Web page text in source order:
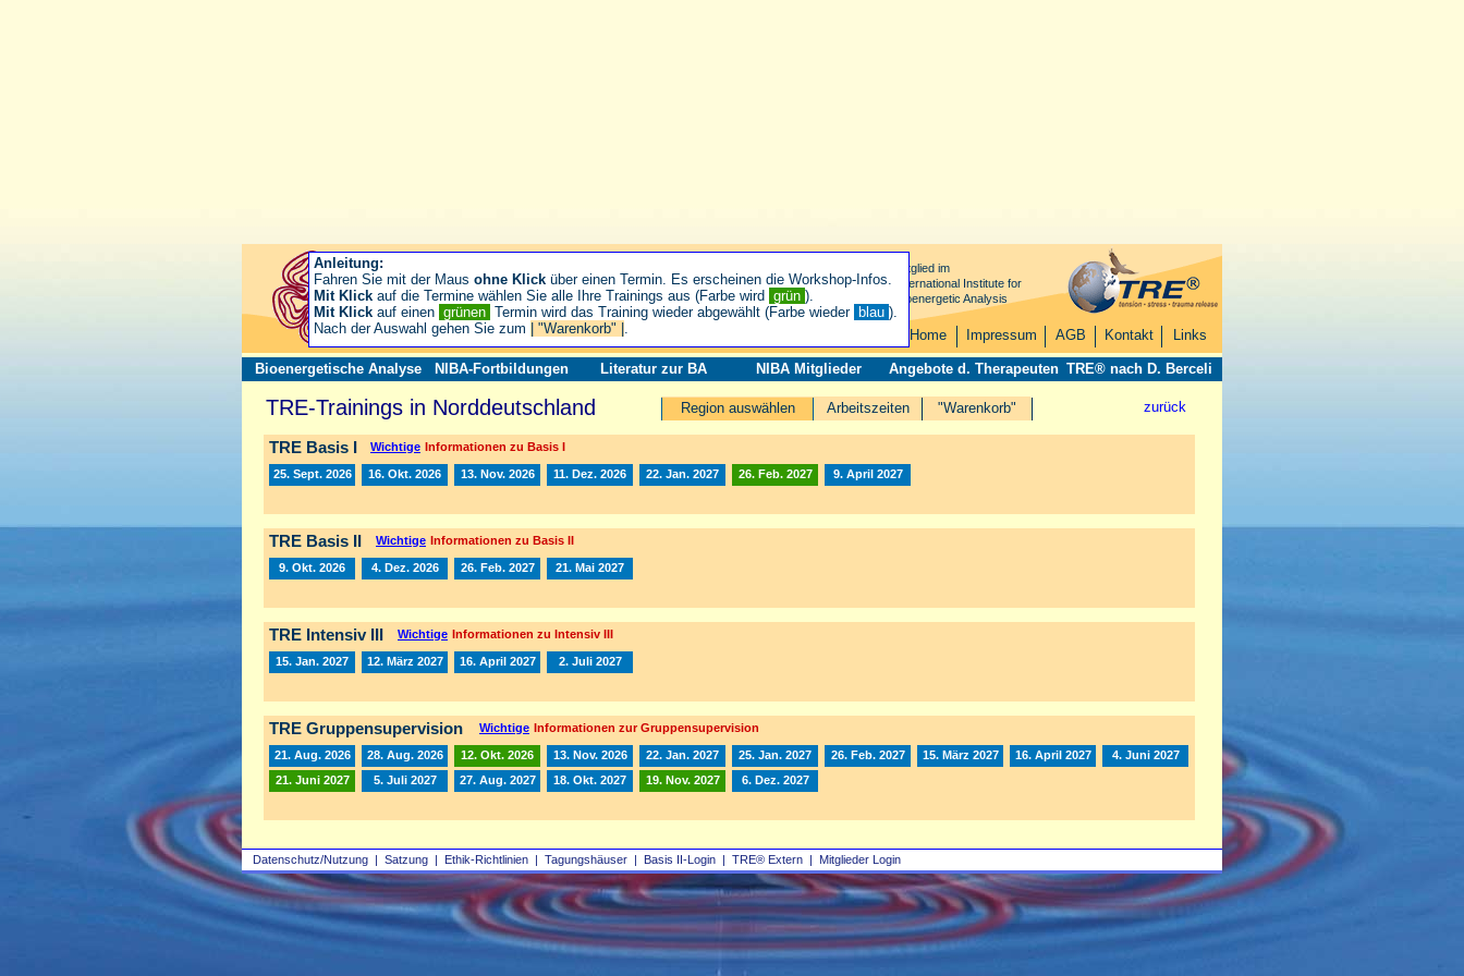
Datenschutz/Nutzung | Satzung | Ethik-Richtlinien | Tagungshäuser | Basis II‑Login | TRE® Extern | Mitglieder Login
Mitglied im
International Institute for
Bioenergetic Analysis
Home Impressum AGB Kontakt Links
Bioenergetische Analyse NIBA-Fortbildungen Literatur zur BA NIBA Mitglieder Angebote d. Therapeuten TRE® nach D. Berceli
zurück
Arbeitszeiten "Warenkorb"
TRE-Trainings in Norddeutschland Region auswählen
TRE Basis I Wichtige Informationen zu Basis I
25. Sept. 2026 16. Okt. 2026 13. Nov. 2026 11. Dez. 2026 22. Jan. 2027 26. Feb. 2027 9. April 2027
TRE Basis II Wichtige Informationen zu Basis II
9. Okt. 2026 4. Dez. 2026 26. Feb. 2027 21. Mai 2027
TRE Intensiv III Wichtige Informationen zu Intensiv III
15. Jan. 2027 12. März 2027 16. April 2027 2. Juli 2027
TRE Gruppensupervision Wichtige Informationen zur Gruppensupervision
21. Aug. 2026 28. Aug. 2026 12. Okt. 2026 13. Nov. 2026 22. Jan. 2027 25. Jan. 2027 26. Feb. 2027 15. März 2027 16. April 2027
4. Juni 2027
21. Juni 2027
5. Juli 2027 27. Aug. 2027 18. Okt. 2027 19. Nov. 2027 6. Dez. 2027
Anleitung:
Fahren Sie mit der Maus ohne Klick über einen Termin. Es erscheinen die Workshop-Infos.
Mit Klick auf die Termine wählen Sie alle Ihre Trainings aus (Farbe wird grün ).
Mit Klick auf einen grünen Termin wird das Training wieder abgewählt (Farbe wieder blau ).
Nach der Auswahl gehen Sie zum
| "Warenkorb" | .